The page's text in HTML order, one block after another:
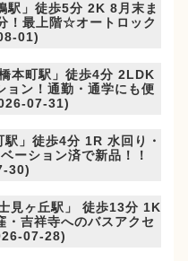
駅」徒歩5分 2K 8月末ま
！最上階☆オートロック
01)
本町駅」徒歩4分 2LDK
ョン！通勤・通学にも便
07-31)
駅」徒歩4分 1R 水回り・
ーション済で新品！！
30)
見ヶ丘駅」 徒歩13分 1K
吉祥寺へのバスアクセ
07-28)